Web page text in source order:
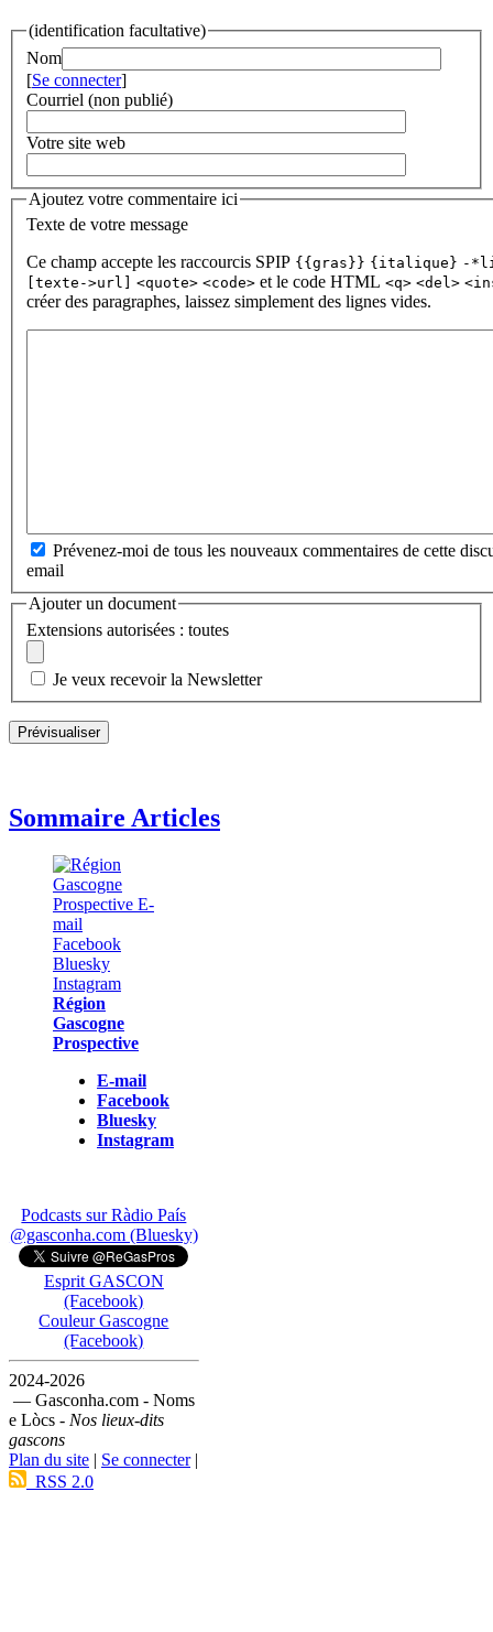
(identification facultative)
Nom
[Se connecter]
Courriel (non publié)
Votre site web
Ajoutez votre commentaire ici
Texte de votre message
Ce champ accepte les raccourcis SPIP {{gras}} {italique} -
[texte->url]
<quote> <code> et le code HTML <q> <del>
créer des paragraphes, laissez simplement des lignes vides.
Prévenez-moi de tous les nouveaux commentaires de cette
email
Ajouter un document
Extensions autorisées : toutes
Je veux recevoir la Newsletter
Sommaire Articles
Région
Gascogne
Prospective
E-mail
Facebook
Bluesky
Instagram
Podcasts sur Ràdio País
@gasconha.com (Bluesky)
Esprit GASCON
(Facebook)
Couleur Gascogne
(Facebook)
2024-2026
— Gasconha.com - Noms
e Lòcs - Nos lieux-dits
gascons
Plan du site | Se connecter|
RSS 2.0